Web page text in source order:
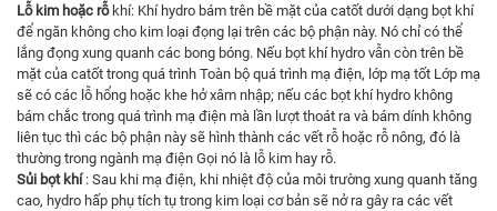
Lỗ kim hoặc rỗkhí: Khí hydro bám trên bề mặt của catốt dưới dạng bọt khí
để ngăn không cho kim loại đọng lại trên các bộ phận này. Nó chỉ có thể
lắng đọng xung quanh các bong bóng. Nếu bọt khí hydro vẫn còn trên bề
mặt của catốt trong quá trình Toàn bộ quá trình mạ điện, lớp mạ tốt Lớp mạ
sẽ có các lỗ hổng hoặc khe hở xâm nhập; nếu các bọt khí hydro không
bám chắc trong quá trình mạ điện mà lần lượt thoát ra và bám dính không
liên tục thì các bộ phận này sẽ hình thành các vết rỗ hoặc rỗ nông, đó là
thường trong ngành mạ điện Gọi nó là lỗ kim hay rỗ.
Sủi bọt khí: Sau khi mạ điện, khi nhiệt độ của môi trường xung quanh tăng
cao, hydro hấp phụ tích tụ trong kim loại cơ bản sẽ nở ra gây ra các vết